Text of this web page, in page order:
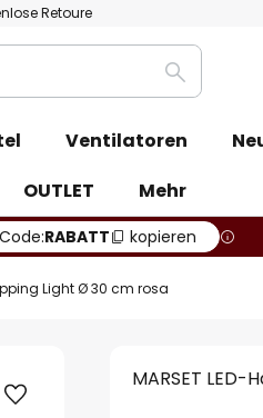
Retoure
Suche
Ventilatoren
OUTLET
Mehr
Code:RABATT kopieren
Light Ø 30 cm rosa
MARSET